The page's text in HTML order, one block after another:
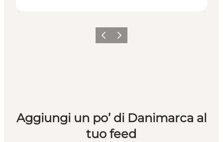
Precedente
Avanti
Aggiungi un po’ di Danimarca al
tuo feed